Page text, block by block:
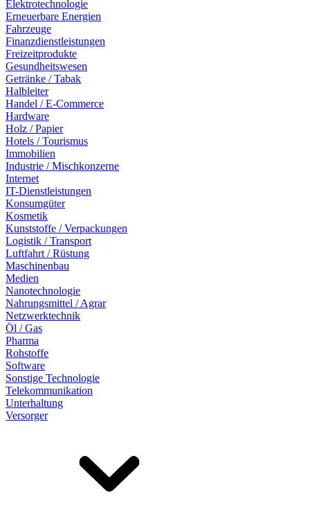
Elektrotechnologie
Erneuerbare Energien
Fahrzeuge
Finanzdienstleistungen
Freizeitprodukte
Gesundheitswesen
Getränke / Tabak
Halbleiter
Handel / E-Commerce
Hardware
Holz / Papier
Hotels / Tourismus
Immobilien
Industrie / Mischkonzerne
Internet
IT-Dienstleistungen
Konsumgüter
Kosmetik
Kunststoffe / Verpackungen
Logistik / Transport
Luftfahrt / Rüstung
Maschinenbau
Medien
Nanotechnologie
Nahrungsmittel / Agrar
Netzwerktechnik
Öl / Gas
Pharma
Rohstoffe
Software
Sonstige Technologie
Telekommunikation
Unterhaltung
Versorger